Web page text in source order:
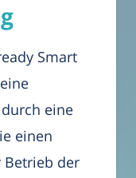
Smart
eine
einen
Betrieb der